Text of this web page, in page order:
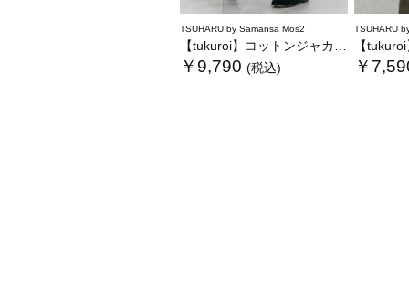
TSUHARU by Samansa Mos2
【tukuroi】コットンジャカード製品染め裾フリルパンツ《WEB限定》
￥9,790 (税込)
TSUHARU
【tukuroi】コット
￥